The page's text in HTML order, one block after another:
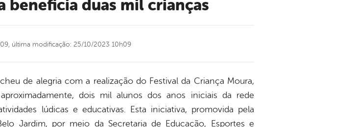
beneficia duas mil crianças
última modificação: 25/10/2023 10h09
de alegria com a realização do Festival da Criança Moura,
dois mil alunos dos anos iniciais da rede
lúdicas e educativas. Esta iniciativa, promovida pela
Jardim, por meio da Secretaria de Educação, Esportes e